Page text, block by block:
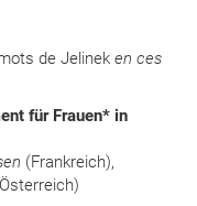
de Jelinek en ces
für Frauen* in
(Frankreich),